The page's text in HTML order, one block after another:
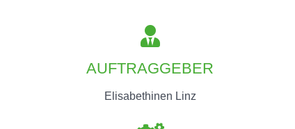
AUFTRAGGEBER
Elisabethinen Linz